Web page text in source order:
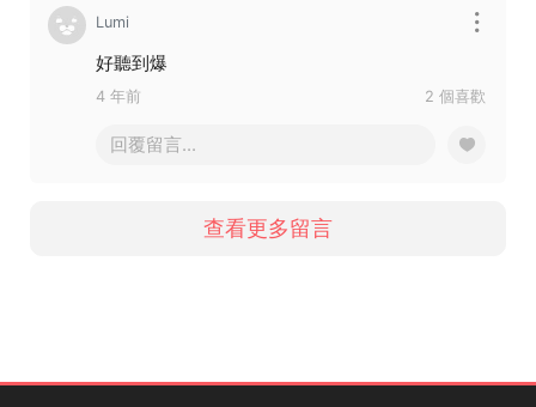
Lumi
好聽到爆
4 年前 2 個喜歡
回覆留言...
查看更多留言